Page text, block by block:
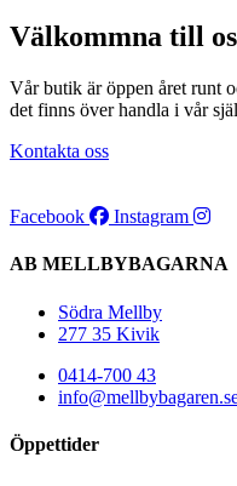
Välkommna till
Vår butik är öppen året runt
det finns över handla i vår
Kontakta oss
Facebook Instagram
AB MELLBYBAGARNA
Södra Mellby
277 35 Kivik
0414-700 43
Öppettider